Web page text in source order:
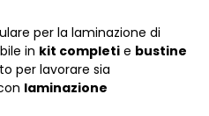
per la laminazione di
in kit completi e bustine
per lavorare sia
laminazione